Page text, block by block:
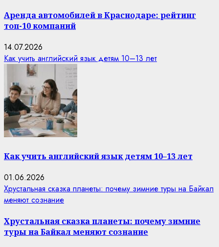
Аренда автомобилей в Краснодаре: рейтинг
топ-10 компаний
14.07.2026
Как учить английский язык детям 10–13 лет
Как учить английский язык детям 10–13 лет
01.06.2026
Хрустальная сказка планеты: почему зимние туры на Байкал
меняют сознание
Хрустальная сказка планеты: почему зимние
туры на Байкал меняют сознание